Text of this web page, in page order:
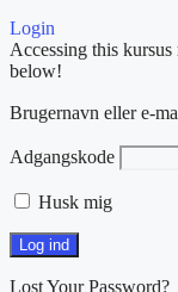
Login
Accessing this
below!
Brugernavn eller e-
Adgangskode
Husk mig
Lost Your Password?